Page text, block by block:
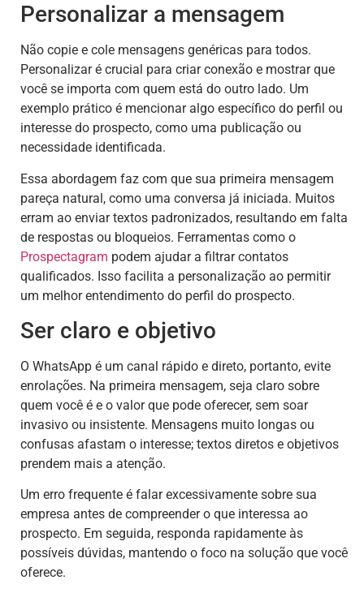
Personalizar a mensagem
Não copie e cole mensagens genéricas para todos.
Personalizar é crucial para criar conexão e mostrar que
você se importa com quem está do outro lado. Um
exemplo prático é mencionar algo específico do perfil ou
interesse do prospecto, como uma publicação ou
necessidade identificada.
Essa abordagem faz com que sua primeira mensagem
pareça natural, como uma conversa já iniciada. Muitos
erram ao enviar textos padronizados, resultando em falta
de respostas ou bloqueios. Ferramentas como o
Prospectagram podem ajudar a filtrar contatos
qualificados. Isso facilita a personalização ao permitir
um melhor entendimento do perfil do prospecto.
Ser claro e objetivo
O WhatsApp é um canal rápido e direto, portanto, evite
enrolações. Na primeira mensagem, seja claro sobre
quem você é e o valor que pode oferecer, sem soar
invasivo ou insistente. Mensagens muito longas ou
confusas afastam o interesse; textos diretos e objetivos
prendem mais a atenção.
Um erro frequente é falar excessivamente sobre sua
empresa antes de compreender o que interessa ao
prospecto. Em seguida, responda rapidamente às
possíveis dúvidas, mantendo o foco na solução que você
oferece.